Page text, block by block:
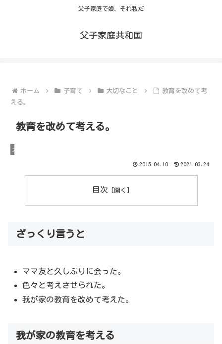
父子家庭で娘、それ私だ
父子家庭共和国
ホーム 子育て 大切なこと
教育を改めて考
える。
教育を改めて考える。
大切なこと
2015.04.10 2021.03.24
目次
ざっくり言うと
ママ友と久しぶりに会った。
色々と考えさせられた。
我が家の教育を改めて考えた。
我が家の教育を考える